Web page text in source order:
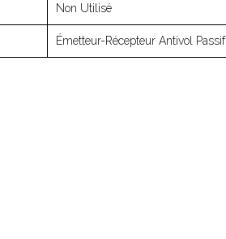
Non Utilisé
Émetteur-Récepteur Antivol Passif